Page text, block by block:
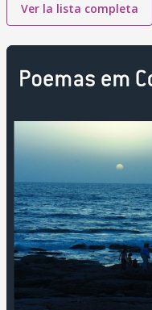
Ver la lista completa